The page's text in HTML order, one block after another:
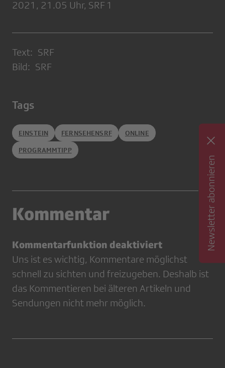
2021, 21.05 Uhr, SRF 1
Text: SRF
Bild: SRF
Tags
EINSTEIN FERNSEHENSRF ONLINE
PROGRAMMTIPP
Kommentar
Kommentarfunktion deaktiviert
Uns ist es wichtig, Kommentare möglichst
schnell zu sichten und freizugeben. Deshalb ist
das Kommentieren bei älteren Artikeln und
Sendungen nicht mehr möglich.
Newsletter abonnieren